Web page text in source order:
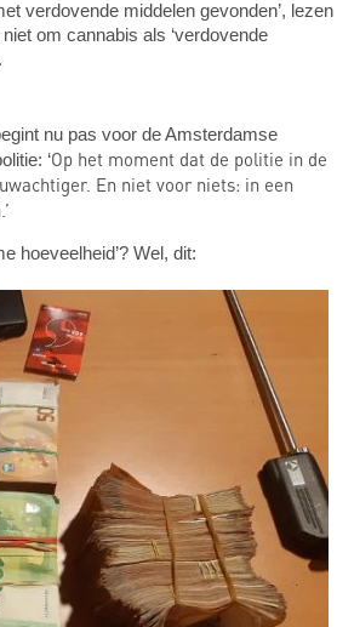
verdovende middelen gevonden’, lezen
om cannabis als ‘verdovende
nu pas voor de Amsterdamse
‘Op het moment dat de politie in de
En niet voor niets: in een
hoeveelheid’? Wel, dit: